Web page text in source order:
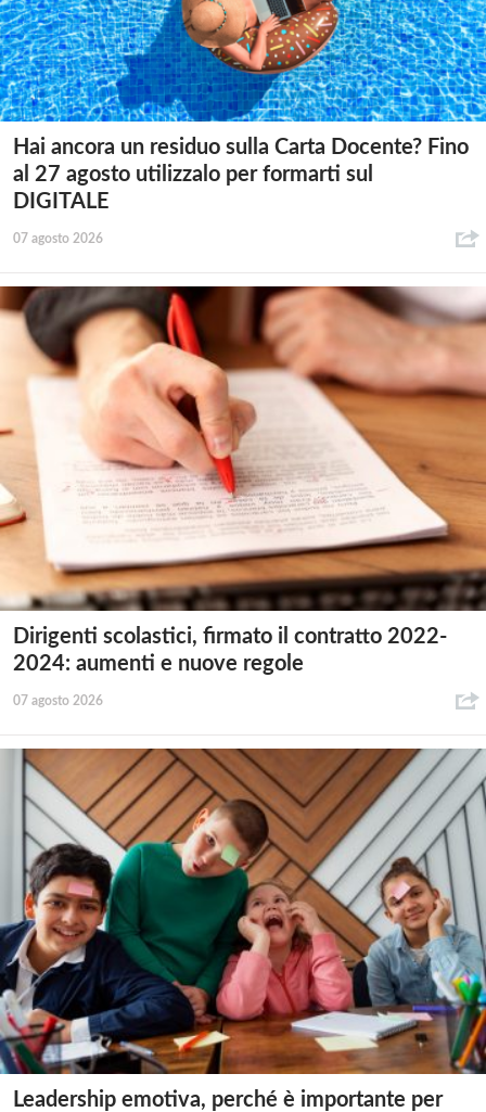
Hai ancora un residuo sulla Carta Docente? Fino
al 27 agosto utilizzalo per formarti sul
DIGITALE
07 agosto 2026
Dirigenti scolastici, firmato il contratto 2022-
2024: aumenti e nuove regole
07 agosto 2026
Leadership emotiva, perché è importante per